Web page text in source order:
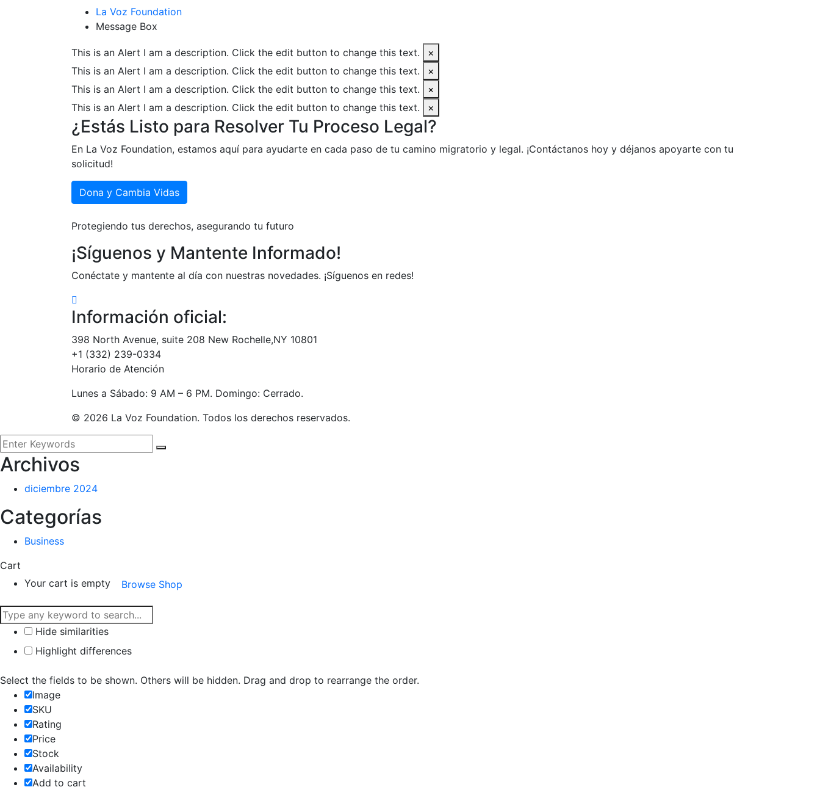
La Voz Foundation
Message Box
This is an Alert I am a description. Click the edit button to change this text.
×
This is an Alert I am a description. Click the edit button to change this text.
×
This is an Alert I am a description. Click the edit button to change this text.
×
This is an Alert I am a description. Click the edit button to change this text. ×
¿Estás Listo para Resolver Tu Proceso Legal?
En La Voz Foundation, estamos aquí para ayudarte en cada paso de tu camino migratorio y legal. ¡Contáctanos hoy y déjanos apoyarte con tu
solicitud!
Dona y Cambia Vidas
Protegiendo tus derechos, asegurando tu futuro
¡Síguenos y Mantente Informado!
Conéctate y mantente al día con nuestras novedades. ¡Síguenos en redes!
Información oficial:
398 North Avenue, suite 208 New Rochelle,NY 10801
+1 (332) 239-0334
Horario de Atención
Lunes a Sábado: 9 AM – 6 PM. Domingo: Cerrado.
© 2026 La Voz Foundation. Todos los derechos reservados.
Archivos
diciembre 2024
Categorías
Business
Cart
Your cart is empty
Browse Shop
Hide similarities
Highlight differences
Select the fields to be shown. Others will be hidden. Drag and drop to rearrange the order.
Image
SKU
Rating
Price
Stock
Availability
Add to cart